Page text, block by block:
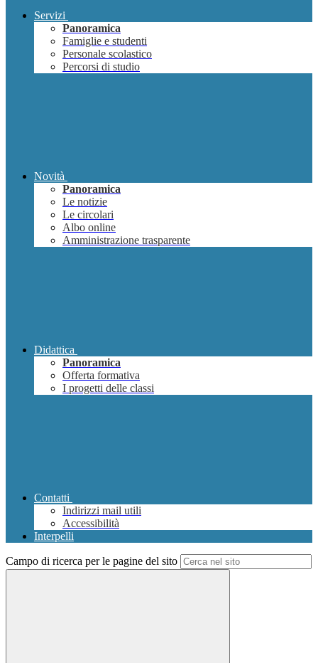
Servizi
Panoramica
Famiglie e studenti
Personale scolastico
Percorsi di studio
Novità
Panoramica
Le notizie
Le circolari
Albo online
Amministrazione trasparente
Didattica
Panoramica
Offerta formativa
I progetti delle classi
Contatti
Indirizzi mail utili
Accessibilità
Interpelli
Campo di ricerca per le pagine del sito